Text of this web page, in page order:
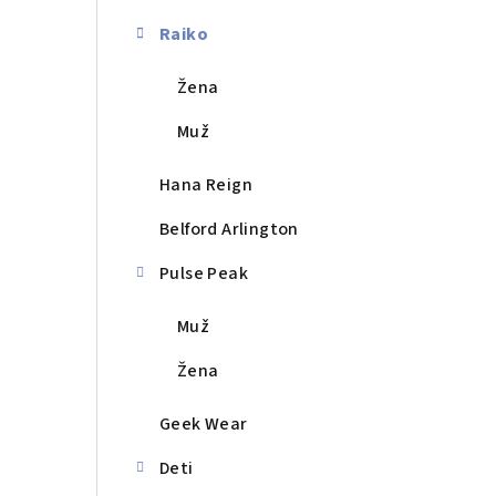
Raiko
Žena
Muž
Hana Reign
Belford Arlington
Pulse Peak
Muž
Žena
Geek Wear
Deti